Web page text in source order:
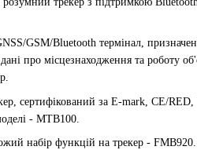
GSM/Bluetooth термінал,
про місцезнаходження та роботу
сертифікований за E-mark, CE/
- MTB100.
набір функцій на трекер - FMB920.